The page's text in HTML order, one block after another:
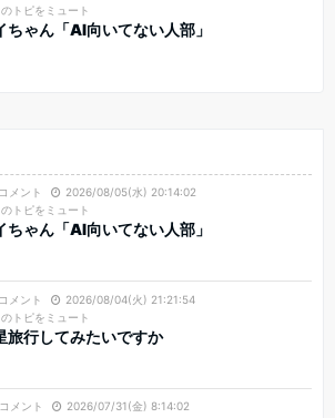
のトピをミュート
ちゃん「AI向いてない人部」
メント
2026/08/05(水) 20:14:02
のトピをミュート
ちゃん「AI向いてない人部」
メント
2026/08/04(火) 21:21:54
のトピをミュート
旅行してみたいですか
メント
2026/07/31(金) 8:14:02